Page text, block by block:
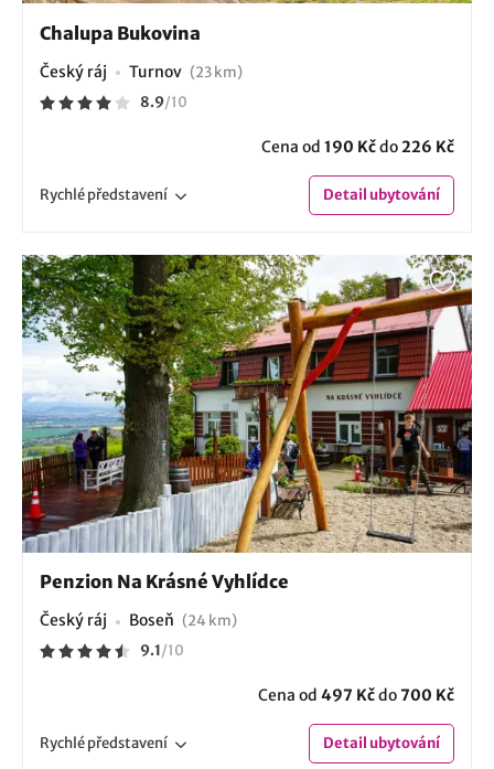
Chalupa Bukovina
Český ráj Turnov (23 km)
8.9/10
Cena od 190 Kčdo 226 Kč
Rychlépředstavení Detailubytování
Penzion Na Krásné Vyhlídce
Český ráj Boseň (24 km)
9.1/10
Cena od 497 Kčdo700 Kč
Rychlépředstavení Detailubytování